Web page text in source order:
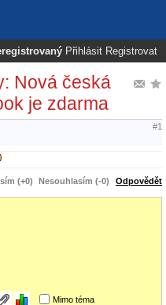
Přihlásit Registrovat
Nová česká
je zdarma
#1
(+0) Nesouhlasím (-0) Odpovědět
Mimo téma